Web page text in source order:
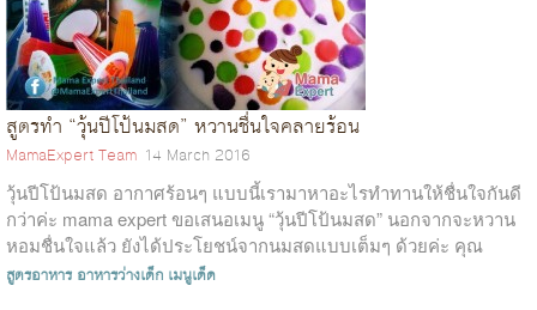
สูตรทำ “วุ้นปีโป้นมสด” หวานชื่นใจคลายร้อน
MamaExpert Team 14 March 2016
วุ้นปีโป้นมสด อากาศร้อนๆ แบบนี้เรามาหาอะไรทำทานให้ชื่นใจกันดี
กว่าค่ะ mama expert ขอเสนอเมนู “วุ้นปีโป้นมสด” นอกจากจะหวาน
หอมชื่นใจแล้ว ยังได้ประโยชน์จากนมสดแบบเต็มๆ ด้วยค่ะ คุณ
Kookai Ut...
สูตรอาหาร อาหารว่างเด็ก เมนูเด็ด